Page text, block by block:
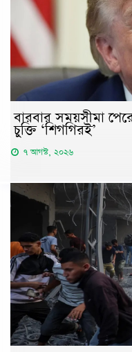
বারবার সময়সীমা
চুক্তি ‘শিগগিরই’
৭ আগস্ট, ২০২৬